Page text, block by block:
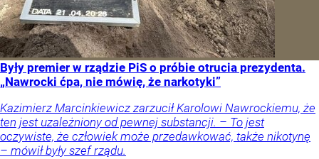
Były premier w rządzie PiS o próbie otrucia prezydenta.
„Nawrocki ćpa, nie mówię, że narkotyki”
Kazimierz Marcinkiewicz zarzucił Karolowi Nawrockiemu, że
ten jest uzależniony od pewnej substancji. – To jest
oczywiste, że człowiek może przedawkować, także nikotynę
– mówił były szef rządu.